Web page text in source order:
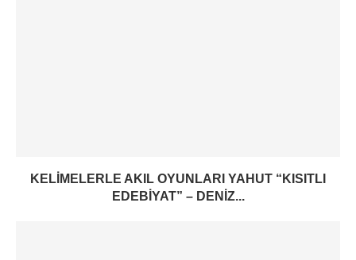
KELIMELERLE AKIL OYUNLARI YAHUT “KISITLI
EDEBIYAT” – DENIZ...